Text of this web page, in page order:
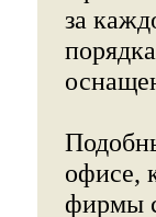
за
офисе,
фирмы